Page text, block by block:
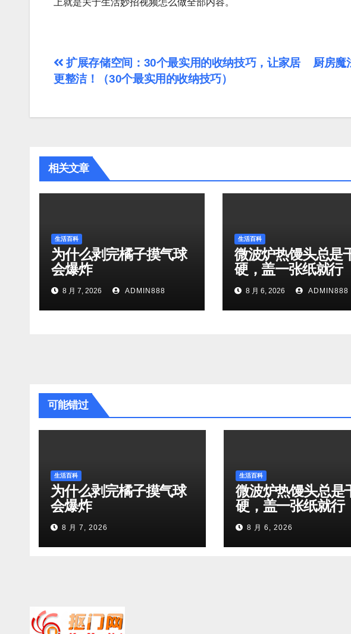
上就是关于生活妙招视频怎么做全部内容。
文
章
导
厨房魔
扩展存储空间：30个最实用的收纳技巧，让家居
更整洁！（30个最实用的收纳技巧）
相关文章
生活百科
为什么剥完橘子摸气球
会爆炸
8 月 7, 2026 ADMIN888
生活百科
微波炉热馒头总是
硬，盖一张纸就行
8 月 6, 2026 ADMIN888
可能错过
生活百科
为什么剥完橘子摸气球
会爆炸
8 月 7, 2026
生活百科
微波炉热馒头总是
硬，盖一张纸就行
8 月 6, 2026